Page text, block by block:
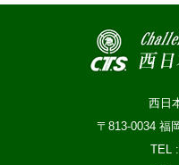
西日
〒813-0034 福
TEL